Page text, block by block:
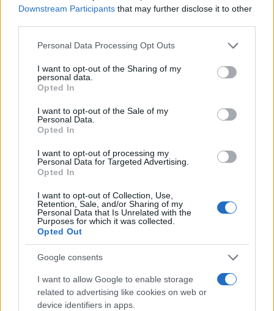
Downstream Participants that may further disclose it to other
Please note that this website/app uses one or more Google
not limited to your visit or usage behaviour. You may click to
grant or deny consent to Google and its third-party tags to
use your data for below specified purposes in below Google
consent section.
Personal Data Processing Opt Outs
I want to opt-out of the Sharing of my
personal data.
Opted In
I want to opt-out of the Sale of my
Personal Data.
Opted In
I want to opt-out of processing my
Personal Data for Targeted Advertising.
Opted In
I want to opt-out of Collection, Use,
Retention, Sale, and/or Sharing of my
Personal Data that Is Unrelated with the
Purposes for which it was collected.
Opted Out
Google consents
I want to allow Google to enable storage
related to advertising like cookies on web or
device identifiers in apps.
21:28 09.11.25
Ο Λεωνίδας Βόκολος αποδοκιμάστηκε μετά το
Ατρόμητος – Βόλος 0-1
29.06.25
Ο Λεωνίδας Βόκολος αναλαμβάνει τον